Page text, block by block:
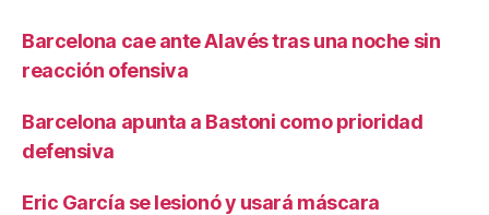
Barcelona cae ante Alavés tras una noche sin
reacción ofensiva
Barcelona apunta a Bastoni como prioridad
defensiva
Eric García se lesionó y usará máscara